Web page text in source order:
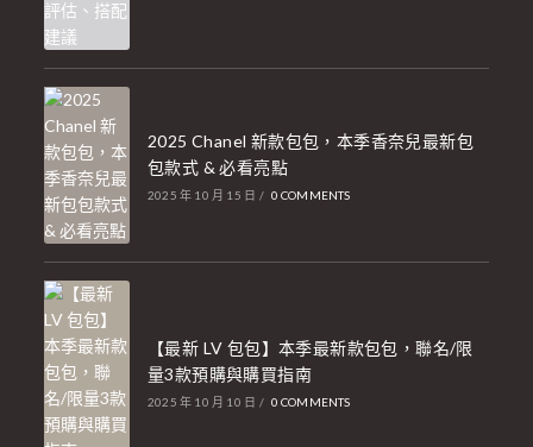
2025 Chanel 新款包包，本季香奈兒最新包
包款式 & 必看亮點
2025 年 10 月 15 日 / 0 COMMENTS
【最新 LV 包包】本季最新款包包，聯名/限
量3款預購與購買指南
2025 年 10 月 10 日 / 0 COMMENTS